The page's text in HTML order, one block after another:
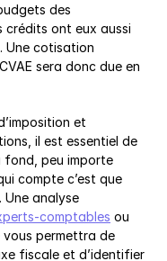
des
ont eux aussi
Une cotisation
sera donc due en
et
il est essentiel de
fond, peu importe
compte c’est que
Une analyse
comptables ou
permettra de
fiscale et d’identifier